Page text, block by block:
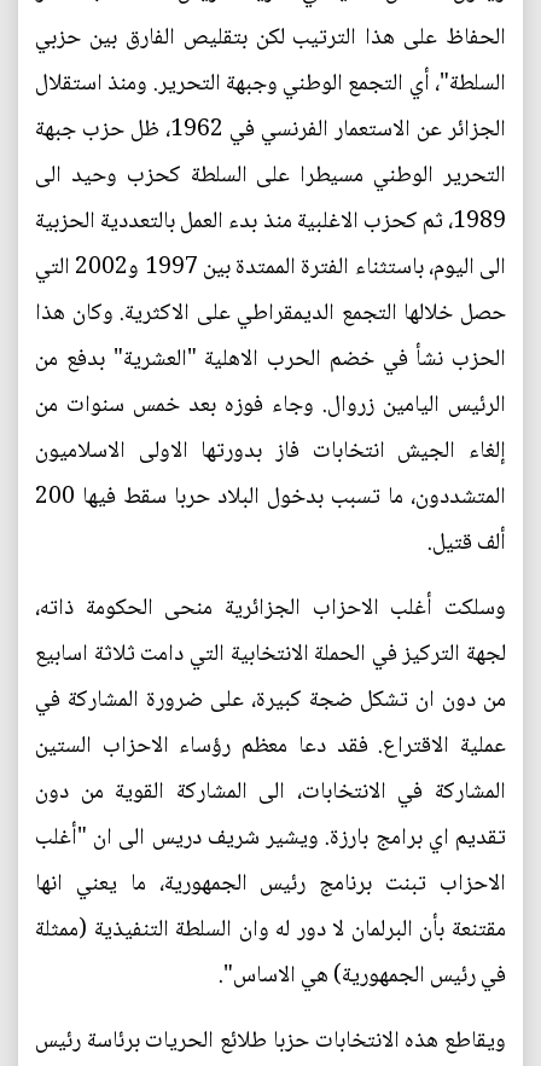
الحفاظ على هذا الترتيب لكن بتقليص الفارق بين حزبي
السلطة"، أي التجمع الوطني وجبهة التحرير. ومنذ استقلال
الجزائر عن الاستعمار الفرنسي في 1962، ظل حزب جبهة
التحرير الوطني مسيطرا على السلطة كحزب وحيد الى
1989، ثم كحزب الاغلبية منذ بدء العمل بالتعددية الحزبية
الى اليوم، باستثناء الفترة الممتدة بين 1997 و2002 التي
حصل خلالها التجمع الديمقراطي على الاكثرية. وكان هذا
الحزب نشأ في خضم الحرب الاهلية "العشرية" بدفع من
الرئيس اليامين زروال. وجاء فوزه بعد خمس سنوات من
إلغاء الجيش انتخابات فاز بدورتها الاولى الاسلاميون
المتشددون، ما تسبب بدخول البلاد حربا سقط فيها 200
ألف قتيل.
وسلكت أغلب الاحزاب الجزائرية منحى الحكومة ذاته،
لجهة التركيز في الحملة الانتخابية التي دامت ثلاثة اسابيع
من دون ان تشكل ضجة كبيرة، على ضرورة المشاركة في
عملية الاقتراع. فقد دعا معظم رؤساء الاحزاب الستين
المشاركة في الانتخابات، الى المشاركة القوية من دون
تقديم اي برامج بارزة. ويشير شريف دريس الى ان "أغلب
الاحزاب تبنت برنامج رئيس الجمهورية، ما يعني انها
مقتنعة بأن البرلمان لا دور له وان السلطة التنفيذية (ممثلة
في رئيس الجمهورية) هي الاساس".
ويقاطع هذه الانتخابات حزبا طلائع الحريات برئاسة رئيس